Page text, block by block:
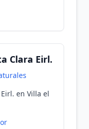
Clara Eirl.
en Villa el